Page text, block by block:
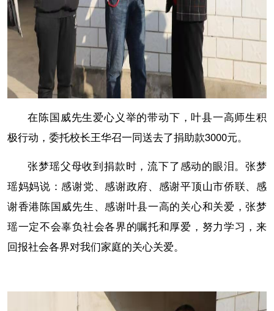
在陈国威先生爱心义举的带动下，叶县一高师生积
极行动，委托校长王华召一同送去了捐助款3000元。
张梦瑶父母收到捐款时，流下了感动的眼泪。张梦
瑶妈妈说：感谢党、感谢政府、感谢平顶山市侨联、感
谢香港陈国威先生、感谢叶县一高的关心和关爱，张梦
瑶一定不会辜负社会各界的嘱托和厚爱，努力学习，来
回报社会各界对我们家庭的关心关爱。